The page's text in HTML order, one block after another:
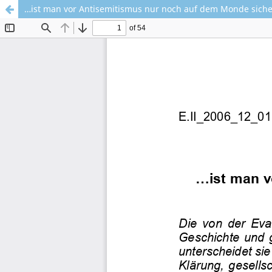
…ist man vor Antisemitismus nur noch auf dem Monde